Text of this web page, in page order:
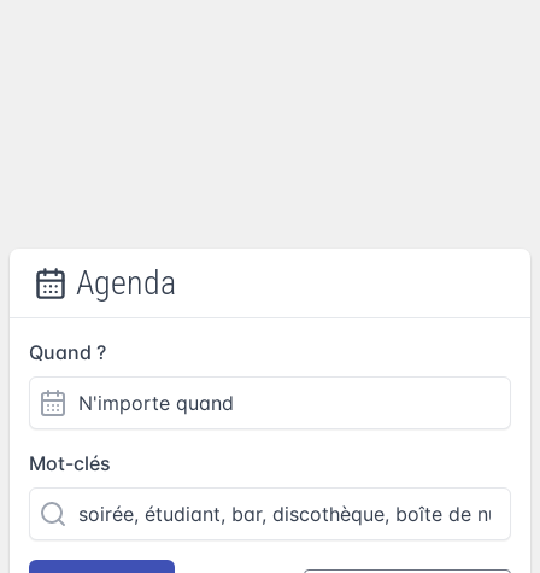
Agenda
Quand ?
Mot-clés